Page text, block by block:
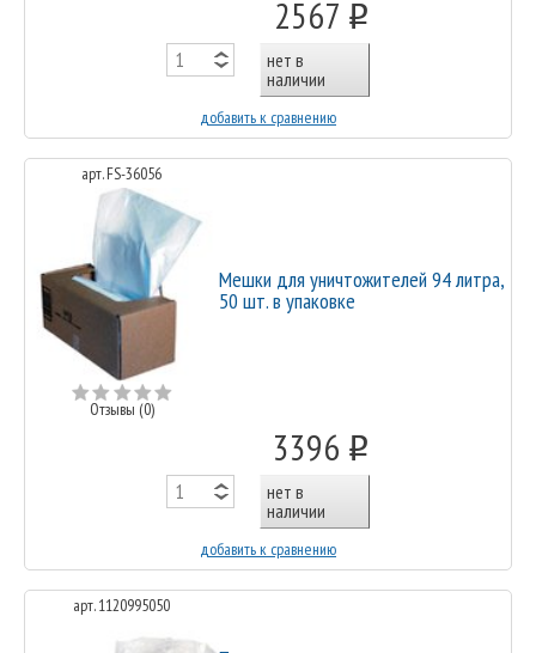
2567 o
нет в
наличии
добавить к сравнению
арт. FS-36056
Отзывы (0)
Мешки для уничтожителей 94 литра,
50 шт. в упаковке
3396 o
нет в
наличии
добавить к сравнению
арт. 1120995050